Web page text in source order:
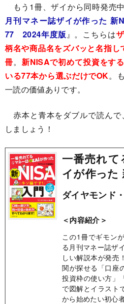
もう1冊、ザイから同時発売
月刊マネー誌ザイが作った 新
77 2024年度版 』。こちらは
柄名や商品名をズバッと名指し
冊。 新NISAで初めて投資をす
いる77本から選ぶだけでOK。
一読の価値ありです。
赤本と青本をダブルで読んで
しましょう！
一番売れ
イが作った
ダイヤモンド
＜内容紹介＞
この1冊でギモン
る月刊マネー誌ザ
しい解説本が発
関が探せる「口座
投資枠の使い方」
で図解とイラスト
から始めたい初心